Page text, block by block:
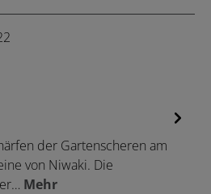
der Gartenscheren am
von Niwaki. Die
Mehr